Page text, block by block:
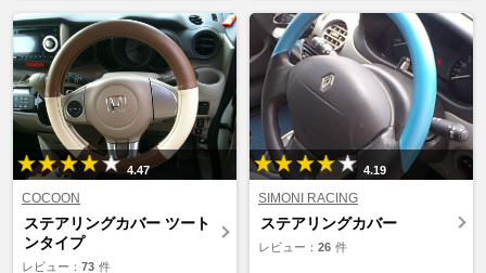
4.47
COCOON
ステアリングカバー ツート
ンタイプ
レビュー： 73 件
4.19
SIMONI RACING
ステアリングカバー
レビュー： 26 件